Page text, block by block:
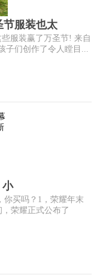
节服装也太
服装赢了万圣节! 来自
子们创作了令人瞠目...
小
你买吗？1，荣耀年末
，荣耀正式公布了